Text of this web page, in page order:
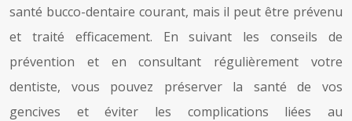
santé bucco-dentaire courant, mais il peut être prévenu
et traité efficacement. En suivant les conseils de
prévention et en consultant régulièrement votre
dentiste, vous pouvez préserver la santé de vos
gencives et éviter les complications liées au